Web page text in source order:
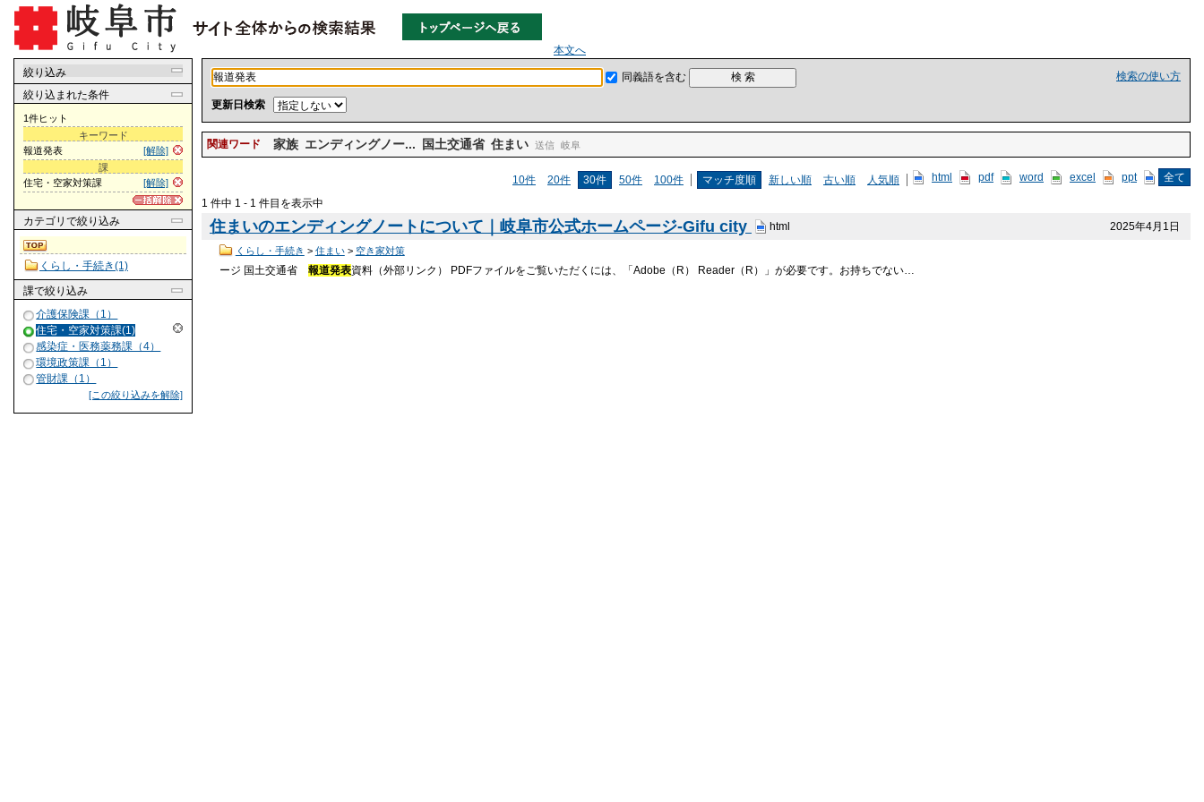
本文へ
絞り込み
絞り込まれた条件
1件ヒット
キーワード
[解除]
報道発表
課
[解除]
住宅・空家対策課
カテゴリ で絞り込み
くらし・手続き(1)
課で絞り込み
介護保険課（1）
住宅・空家対策課(1)
感染症・医務薬務課（4）
環境政策課（1）
管財課（1）
[この絞り込みを解除]
検索の使い方
同義語を含む
更新日検索
関連ワード 家族 エンディングノー... 国土交通省 住まい 送信 岐阜
10件 20件 30件 50件 100件 マッチ度順 新しい順 古い順 人気順 html pdf word excel ppt 全て
1 件中 1 - 1 件目を表示中
2025年4月1日
住まいのエンディングノートについて｜岐阜市公式ホームページ-Gifu city html
くらし・手続き > 住まい> 空き家対策
ージ 国土交通省報道発表資料（外部リンク） PDFファイルをご覧いただくには、「Adobe（R） Reader（R）」が必要です。お持ちでない…